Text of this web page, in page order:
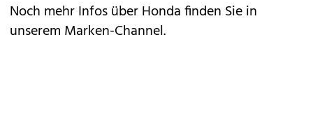
Noch mehr Infos über Honda finden Sie in
unserem Marken-Channel.